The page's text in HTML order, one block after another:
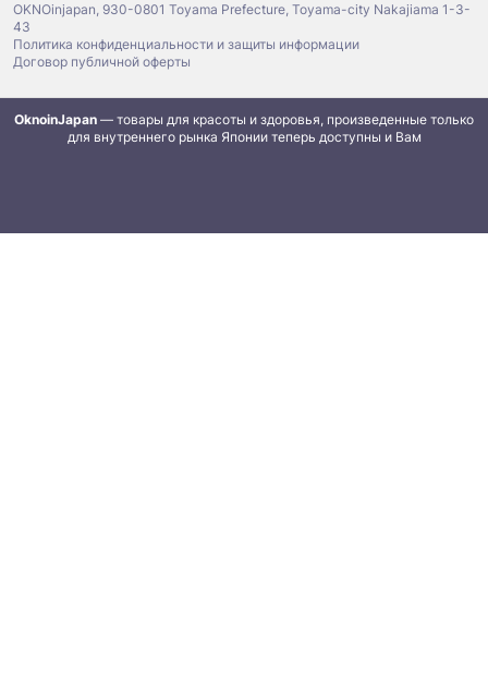
OKNOinjapan, 930-0801 Toyama Prefecture, Toyama-city Nakajiama 1-3-
43
Политика конфиденциальности и защиты информации
Договор публичной оферты
OknoinJapan — товары для красоты и здоровья, произведенные только
для внутреннего рынка Японии теперь доступны и Вам